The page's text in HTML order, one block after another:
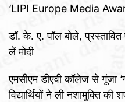
‘LIPI Europe Media
डॉ. के. ए. पॉल बोले,
लें मोदी
एमसीएम डीएवी कॉलेज से गूंजा
विद्यार्थियों ने ली नशामुक्ति की